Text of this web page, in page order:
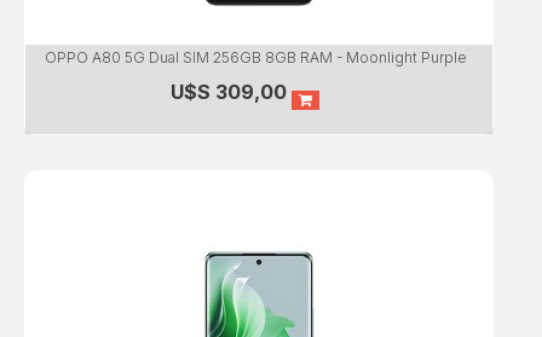
OPPO A80 5G Dual SIM 256GB 8GB RAM - Moonlight Purple
U$S 309,00